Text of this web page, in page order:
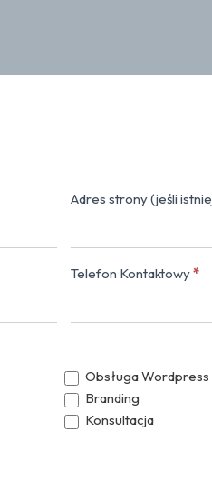
Adres strony (jeśli
Telefon Kontaktowy*
Obsługa Wordpress
Branding
Konsultacja